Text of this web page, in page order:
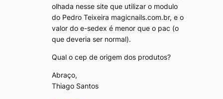
olhada nesse site que utilizar o modulo
do Pedro Teixeira magicnails.com.br, e o
valor do e-sedex é menor que o pac (o
que deveria ser normal).
Qual o cep de origem dos produtos?
Abraço,
Thiago Santos